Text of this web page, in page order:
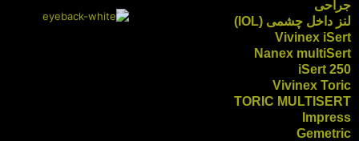
جراحی
لنز داخل چشمی (IOL)
Vivinex iSert
Nanex multiSert
iSert 250
Vivinex Toric
TORIC MULTISERT
Impress
Gemetric